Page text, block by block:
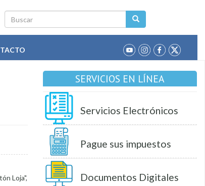
Buscar
Loja",
SERVICIOS EN LÍNEA
Servicios Electrónicos
Pague sus impuestos
Documentos Digitales